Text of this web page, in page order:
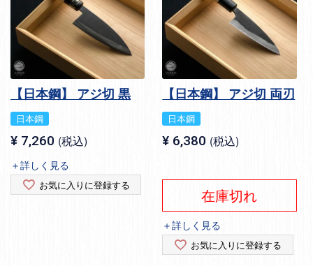
【日本鋼】 アジ切 黒
日本鋼
¥ 7,260 税込
＋詳しく見る
お気に入りに登録する
【日本鋼】 アジ切 両刃
日本鋼
¥ 6,380 税込
在庫切れ
＋詳しく見る
お気に入りに登録する